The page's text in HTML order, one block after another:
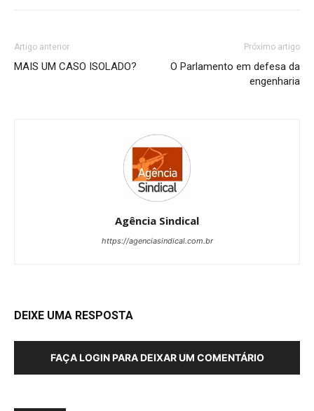
Artigo anterior
MAIS UM CASO ISOLADO?
Próximo artigo
O Parlamento em defesa da
engenharia
Agência Sindical
https://agenciasindical.com.br
DEIXE UMA RESPOSTA
FAÇA LOGIN PARA DEIXAR UM COMENTÁRIO